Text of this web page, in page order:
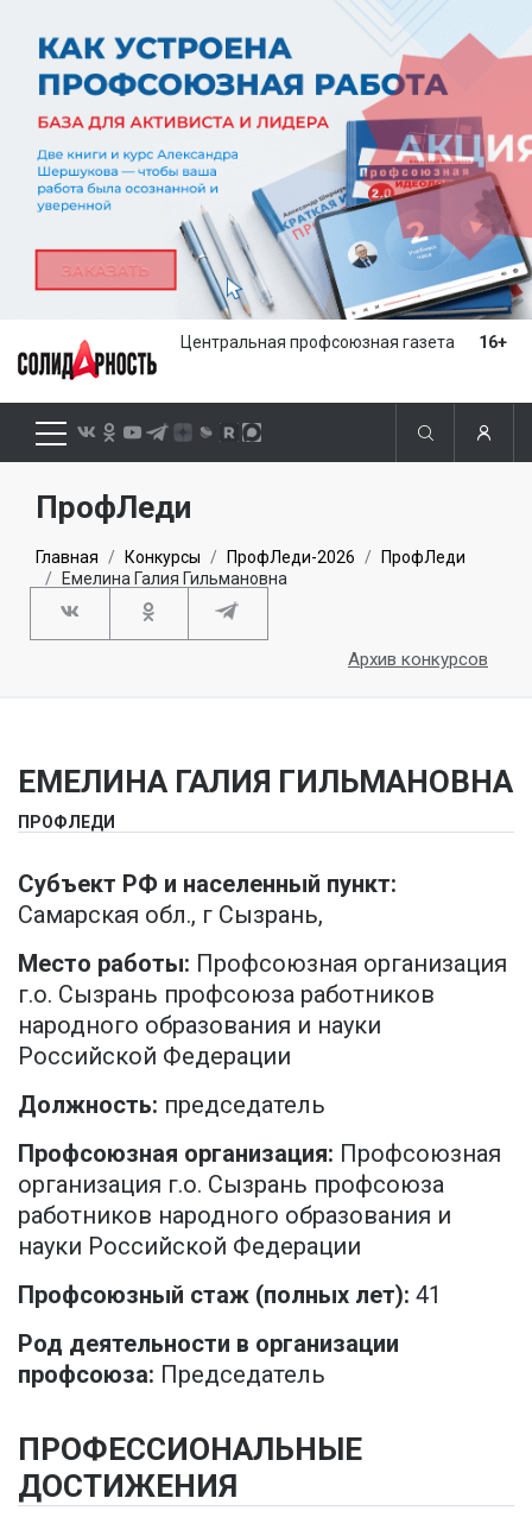
Центральная профсоюзная газета 16+
ПрофЛеди
Главная Конкурсы ПрофЛеди-2026
ПрофЛеди
Емелина Галия Гильмановна
Архив конкурсов
ЕМЕЛИНА ГАЛИЯ ГИЛЬМАНОВНА
ПРОФЛЕДИ
Субъект РФ и населенный пункт:
Самарская обл., г Сызрань,
Место работы: Профсоюзная организация
г.о. Сызрань профсоюза работников
народного образования и науки
Российской Федерации
Должность: председатель
Профсоюзная организация: Профсоюзная
организация г.о. Сызрань профсоюза
работников народного образования и
науки Российской Федерации
Профсоюзный стаж (полных лет): 41
Род деятельности в организации
профсоюза: Председатель
ПРОФЕССИОНАЛЬНЫЕ
ДОСТИЖЕНИЯ